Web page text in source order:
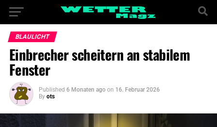
BLAULICHT
Einbrecher scheitern an stabilem
Fenster
Published 6 Monaten ago on 16. Februar 2026
By ots